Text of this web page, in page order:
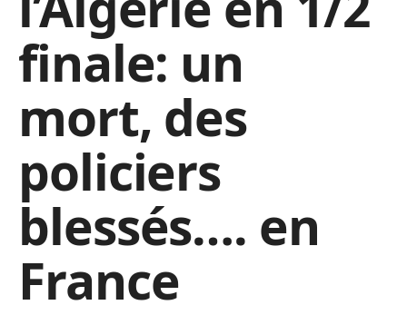
finale: un
mort, des
policiers
blessés…. en
France